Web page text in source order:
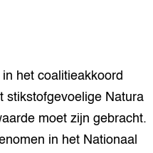
het coalitieakkoord
stikstofgevoelige Natura
moet zijn gebracht.
in het Nationaal